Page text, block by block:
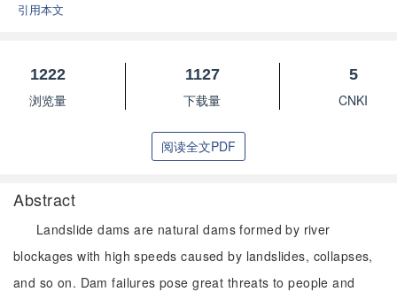
引用本文
1222
浏览量
1127
下载量
5
CNKI
阅读全文PDF
Abstract
Landslide dams are natural dams formed by river
blockages with high speeds caused by landslides, collapses,
and so on. Dam failures pose great threats to people and